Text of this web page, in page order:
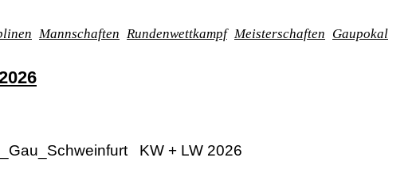
Mannschaften Rundenwettkampf Meisterschaften Gaupokal
KW + LW 2026